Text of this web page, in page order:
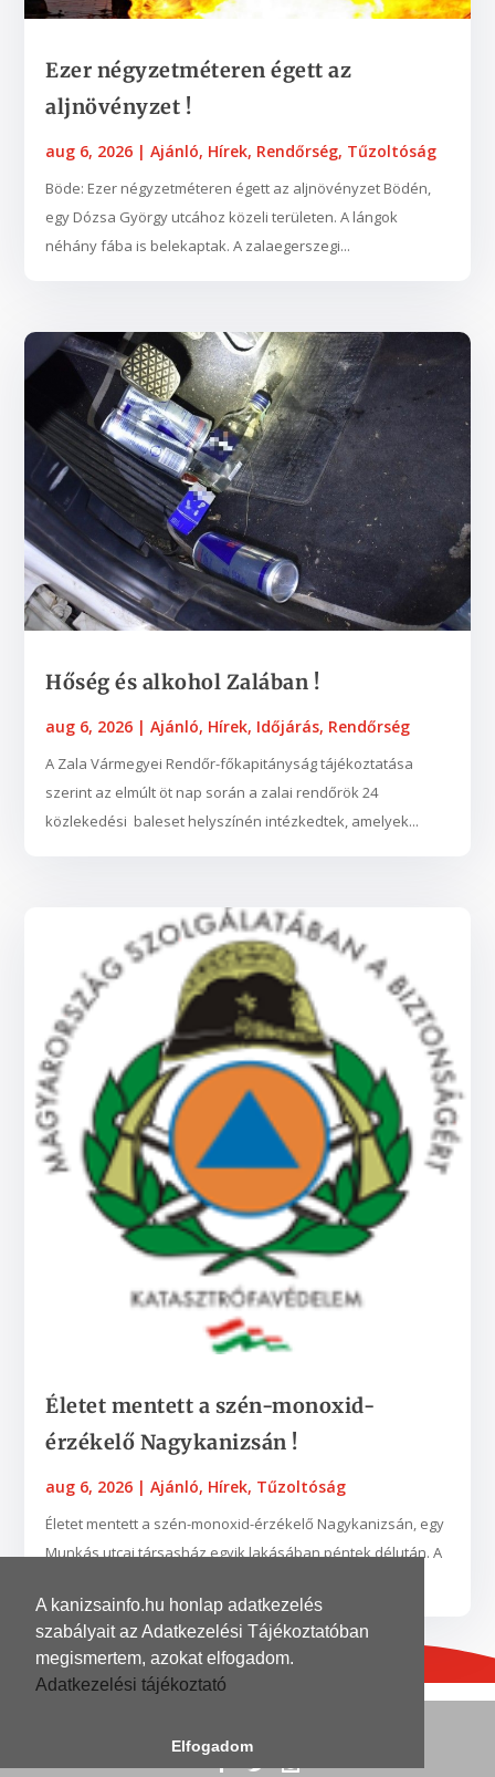
A kanizsainfo.hu honlap adatkezelés
szabályait az Adatkezelési Tájékoztatóban
megismertem, azokat elfogadom.
Adatkezelési tájékoztató
Elfogadom
Ezer négyzetméteren égett az
aljnövényzet !
aug 6, 2026 |Ajánló, Hírek, Rendőrség, Tűzoltóság
Böde: Ezer négyzetméteren égett az aljnövényzet Bödén,
egy Dózsa György utcához közeli területen. A lángok
néhány fába is belekaptak. A zalaegerszegi...
Hőség és alkohol Zalában !
aug 6, 2026 |Ajánló, Hírek, Időjárás, Rendőrség
A Zala Vármegyei Rendőr-főkapitányság tájékoztatása
szerint az elmúlt öt nap során a zalai rendőrök 24
közlekedési baleset helyszínén intézkedtek, amelyek...
Életet mentett a szén-monoxid-
érzékelő Nagykanizsán !
aug 6, 2026 |Ajánló, Hírek, Tűzoltóság
Életet mentett a szén-monoxid-érzékelő Nagykanizsán, egy
Munkás utcai társasház egyik lakásában péntek délután. A